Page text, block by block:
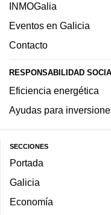
INMOGalia
Eventos en Galicia
Contacto
RESPONSABILIDAD
Eficiencia energética
Ayudas para
SECCIONES
Portada
Galicia
Economía